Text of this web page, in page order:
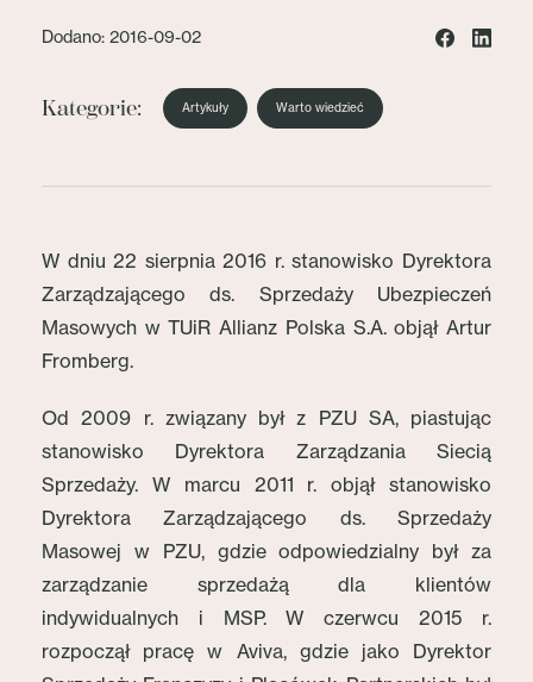
Dodano: 2016-09-02
Kategorie: Artykuły Warto wiedzieć
W dniu 22 sierpnia 2016 r. stanowisko Dyrektora
Zarządzającego ds. Sprzedaży Ubezpieczeń
Masowych w TUiR Allianz Polska S.A. objął Artur
Fromberg.
Od 2009 r. związany był z PZU SA, piastując
stanowisko Dyrektora Zarządzania Siecią
Sprzedaży. W marcu 2011 r. objął stanowisko
Dyrektora Zarządzającego ds. Sprzedaży
Masowej w PZU, gdzie odpowiedzialny był za
zarządzanie sprzedażą dla klientów
indywidualnych i MSP. W czerwcu 2015 r.
rozpoczął pracę w Aviva, gdzie jako Dyrektor